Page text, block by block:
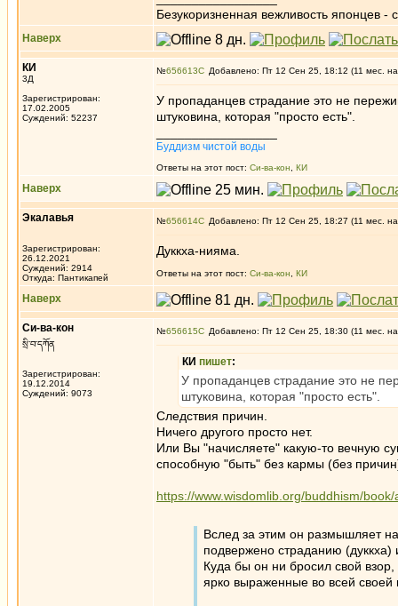
Безукоризненная вежливость японцев -
Наверх
КИ
3Д
Зарегистрирован:
17.02.2005
Суждений: 52237
№656613 Добавлено: Пт 12 Сен 25, 18:12 (11 мес.
У пропаданцев страдание это не
штуковина, которая "просто есть".
Буддизм чистой воды
Ответы на этот пост: Си-ва-кон КИ
Наверх
Экалавья
Зарегистрирован:
26.12.2021
Суждений: 2914
Откуда: Пантикапей
№656614 Добавлено: Пт 12 Сен 25, 18:27 (11 мес.
Дуккха-нияма.
Ответы на этот пост: Си-ва-кон КИ
Наверх
Си-ва-кон
སྲི་བ་དཀོན
Зарегистрирован:
19.12.2014
Суждений: 9073
№656615 Добавлено: Пт 12 Сен 25, 18:30 (11 мес.
КИ пишет:
У пропаданцев страдание это не
штуковина, которая "просто есть".
Следствия причин.
Ничего другого просто нет.
Или Вы "начисляете" какую-то вечную
способную "быть" без кармы (без
https://www.wisdomlib.org/buddhism/
Вслед за этим он размышляет
подвержено страданию
Куда бы он ни бросил свой взор,
ярко выраженные во всей своей